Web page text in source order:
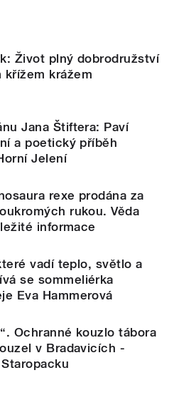
Život plný dobrodružství
křížem krážem
Jana Štiftera: Paví
a poetický příběh
Jelení
rexe prodána za
rukou. Věda
informace
vadí teplo, světlo a
se sommeliérka
Eva Hammerová
Ochranné kouzlo tábora
v Bradavicích -